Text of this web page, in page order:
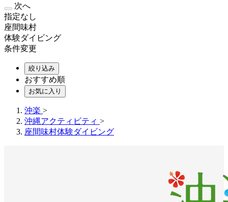
次へ
指定なし
座間味村
体験ダイビング
条件変更
絞り込み
おすすめ順
お気に入り
沖楽 >
沖縄アクティビティ >
座間味村体験ダイビング